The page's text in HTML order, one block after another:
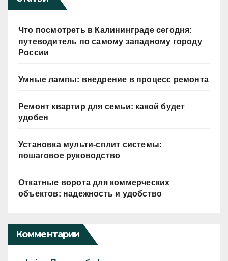
Что посмотреть в Калининграде сегодня:
путеводитель по самому западному городу
России
Умные лампы: внедрение в процесс ремонта
Ремонт квартир для семьи: какой будет
удобен
Установка мульти-сплит системы:
пошаговое руководство
Откатные ворота для коммерческих
объектов: надежность и удобство
Комментарии